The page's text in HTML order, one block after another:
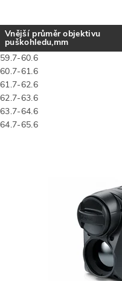
Vnější průměr objektivu
puškohledu,mm
59.7-60.6
60.7-61.6
61.7-62.6
62.7-63.6
63.7-64.6
64.7-65.6